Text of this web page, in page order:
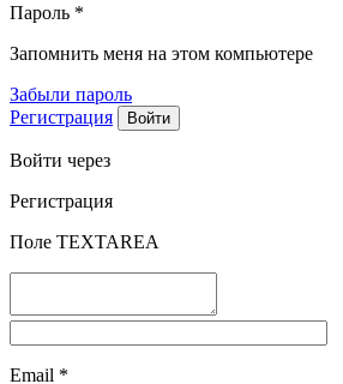
Пароль *
Запомнить меня на этом компьютере
Забыли пароль
Регистрация
Войти через
Регистрация
Поле TEXTAREA
Email *